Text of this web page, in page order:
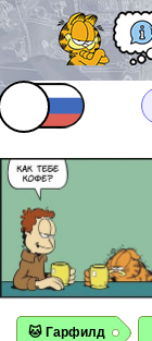
🐱 Гарфилд